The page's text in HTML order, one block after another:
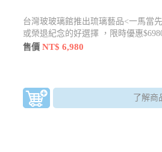
台灣玻玻璃館推出琉璃藝品<一馬當
或榮退紀念的好選擇 ，限時優惠
售價NT$ 6,980
了解商